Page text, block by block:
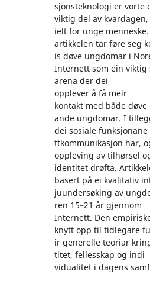
sjonsteknologi er vorte
viktig del av kvardagen,
ielt for unge
artikkelen tar føre seg
is døve ungdomar i
Internett som ein viktig
arena der dei
opplever å få meir
kontakt med både døve
ande ungdomar. I
dei sosiale funksjonane
ttkommunikasjon har,
oppleving av tilhørsel
identitet drøfta.
basert på ei kvalitativ
juundersøking av
ren 15–21 år gjennom
Internett. Den
knytt opp til tidlegare
ir generelle teoriar
titet, fellesskap og indi
vidualitet i dagens